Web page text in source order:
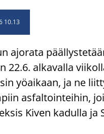
10.13
ajo­ra­ta
22.6. al­ka­val­la
yö­ai­kaan, ja ne
as­fal­toin­tei­hin,
Kiven ka­dul­la ja